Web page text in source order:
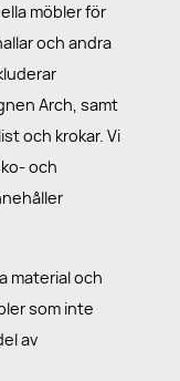
möbler för
och andra
Arch, samt
och krokar. Vi
och
material och
som inte
av